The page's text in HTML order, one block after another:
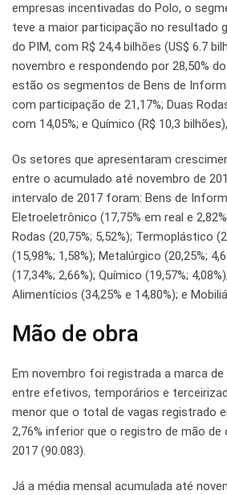
empresas incentivadas do Polo, o
teve a maior participação no resultado
do PIM, com R$ 24,4 bilhões (US$ 6.7
novembro e respondendo por 28,50%
estão os segmentos de Bens de
com participação de 21,17%; Duas
com 14,05%; e Químico (R$ 10,3
Os setores que apresentaram
entre o acumulado até novembro de
intervalo de 2017 foram: Bens de
Eletroeletrônico (17,75% em real e
Rodas (20,75%; 5,52%); Termoplástico
(15,98%; 1,58%); Metalúrgico (20,25%;
(17,34%; 2,66%); Químico (19,57%;
Alimentícios (34,25% e 14,80%); e
Mão de obra
Em novembro foi registrada a marca de
entre efetivos, temporários e
menor que o total de vagas registrado
2,76% inferior que o registro de mão de
2017 (90.083).
Já a média mensal acumulada até